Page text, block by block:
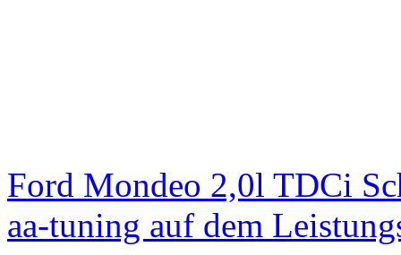
Ford Mondeo 2,0l TDCi
aa-tuning auf dem